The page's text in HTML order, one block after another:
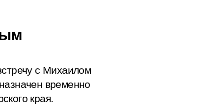
с Михаилом
временно
края.